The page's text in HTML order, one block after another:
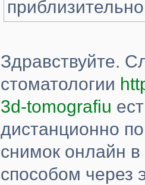
Здравствуйте.
стоматологии
3d-tomografiu
дистанционно
снимок онлайн
способом через